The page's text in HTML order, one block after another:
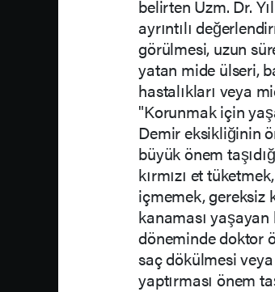
belirten Uzm. Dr.
ayrıntılı
görülmesi, uzun
yatan mide ülseri,
hastalıkları veya
"Korunmak için
Demir eksikliğinin
büyük önem
kırmızı et
içmemek, gereksiz
kanaması yaşayan
döneminde doktor
saç dökülmesi
yaptırması önem